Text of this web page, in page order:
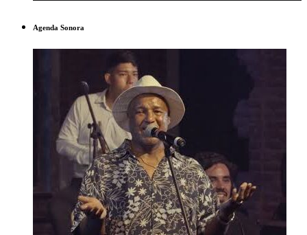
Agenda Sonora